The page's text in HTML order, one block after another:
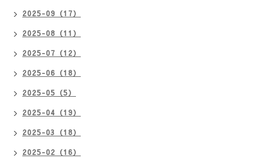
2025-09（17）
2025-08（11）
2025-07（12）
2025-06（18）
2025-05（5）
2025-04（19）
2025-03（18）
2025-02（16）